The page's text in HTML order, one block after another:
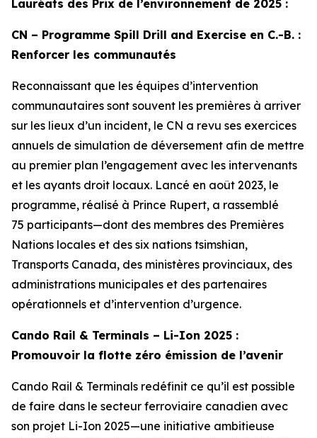
Lauréats des Prix de l’environnement de 2025 :
CN – Programme Spill Drill and Exercise en C.-B. :
Renforcer les communautés
Reconnaissant que les équipes d’intervention
communautaires sont souvent les premières à arriver
sur les lieux d’un incident, le CN a revu ses exercices
annuels de simulation de déversement afin de mettre
au premier plan l’engagement avec les intervenants
et les ayants droit locaux. Lancé en août 2023, le
programme, réalisé à Prince Rupert, a rassemblé
75 participants—dont des membres des Premières
Nations locales et des six nations tsimshian,
Transports Canada, des ministères provinciaux, des
administrations municipales et des partenaires
opérationnels et d’intervention d’urgence.
Cando Rail & Terminals – Li-Ion 2025 :
Promouvoir la flotte zéro émission de l’avenir
Cando Rail & Terminals redéfinit ce qu’il est possible
de faire dans le secteur ferroviaire canadien avec
son projet Li-Ion 2025—une initiative ambitieuse